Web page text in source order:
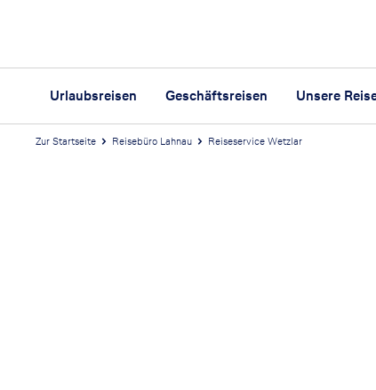
Urlaubsreisen Geschäftsreisen Unsere
Zur Startseite Reisebüro Lahnau Reiseservice Wetzlar